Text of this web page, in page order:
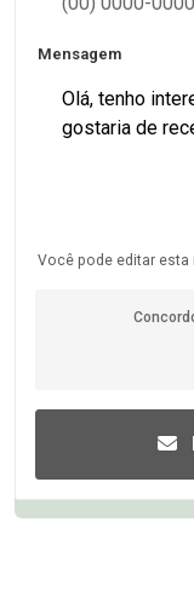
Mensagem
Você pode editar esta